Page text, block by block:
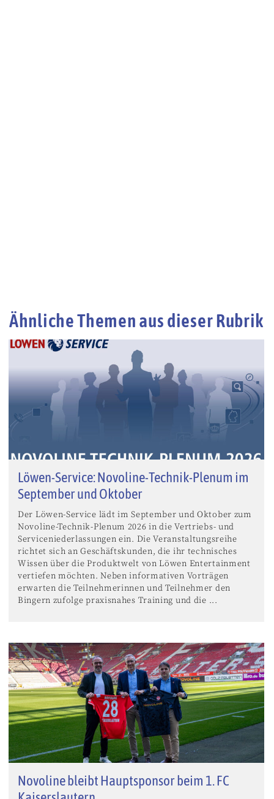
Ähnliche Themen aus dieser Rubrik
Löwen-Service: Novoline-Technik-Plenum im
September und Oktober
Der Löwen-Service lädt im September und Oktober zum
Novoline-Technik-Plenum 2026 in die Vertriebs- und
Serviceniederlassungen ein. Die Veranstaltungsreihe
richtet sich an Geschäftskunden, die ihr technisches
Wissen über die Produktwelt von Löwen Entertainment
vertiefen möchten. Neben informativen Vorträgen
erwarten die Teilnehmerinnen und Teilnehmer den
Bingern zufolge praxisnahes Training und die ...
Novoline bleibt Hauptsponsor beim 1. FC